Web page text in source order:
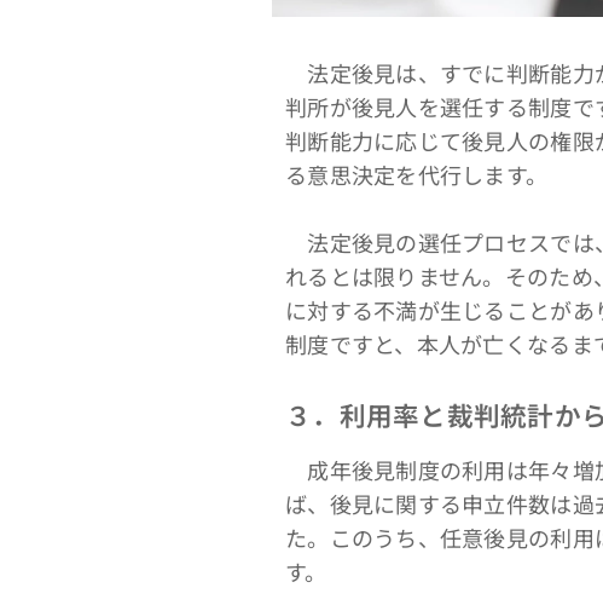
法定後見は、すでに判断能力
判所が後見人を選任する制度
判断能力に応じて後見人の権
る意思決定を代行します。
法定後見の選任プロセスでは
れるとは限りません。そのた
に対する不満が生じることが
制度ですと、本人が亡くなるま
３．利用率と裁判統計か
成年後見制度の利用は年々増
ば、後見に関する申立件数は
た。このうち、任意後見の利
す。